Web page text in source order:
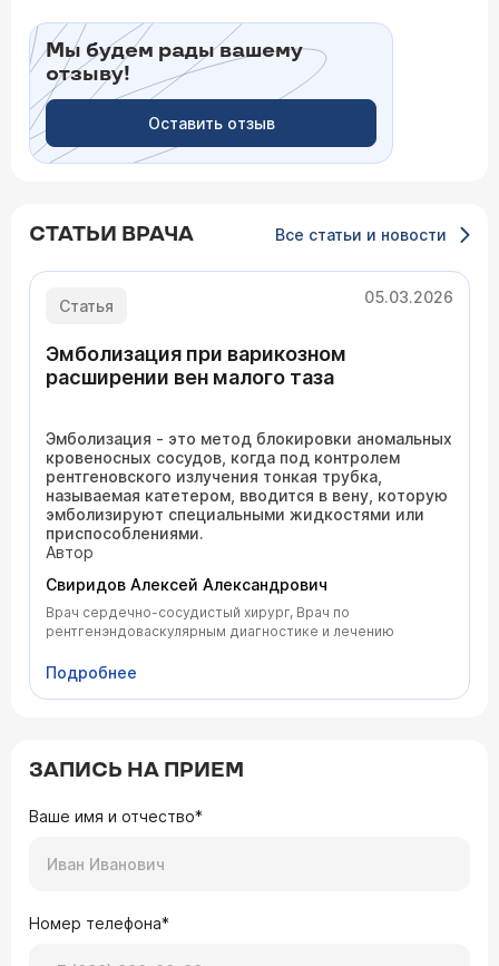
Мы будем рады вашему
отзыву!
Оставить отзыв
СТАТЬИ ВРАЧА Все статьи и новости
Статья 05.03.2026
Эмболизация при варикозном
расширении вен малого таза
Эмболизация - это метод блокировки аномальных
кровеносных сосудов, когда под контролем
рентгеновского излучения тонкая трубка,
называемая катетером, вводится в вену, которую
эмболизируют специальными жидкостями или
приспособлениями.
Автор
Свиридов Алексей Александрович
Врач сердечно-сосудистый хирург, Врач по
рентгенэндоваскулярным диагностике и лечению
Подробнее
ЗАПИСЬ НА ПРИЕМ
Ваше имя и отчество*
Номер телефона*